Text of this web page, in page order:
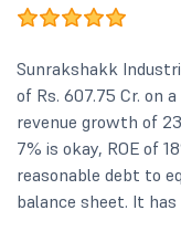
Sunrakshakk
of Rs. 607.75 Cr. on
revenue growth of
7% is okay, ROE of
reasonable debt to
balance sheet. It